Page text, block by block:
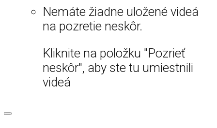
Nemáte žiadne uložené videá
na pozretie neskôr.
Kliknite na položku "Pozrieť
neskôr", aby ste tu umiestnili
videá